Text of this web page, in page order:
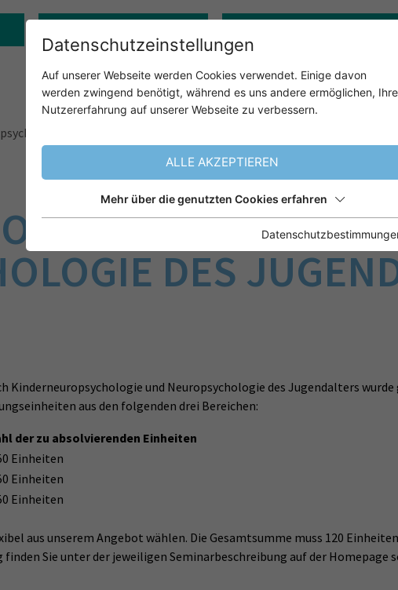
UND
DES
Kinderneuropsychologie und Neuropsychologie des Jugendalters
aus den folgenden drei Bereichen:
der zu absolvierenden Einheiten
Einheiten
Einheiten
Einheiten
aus unserem Angebot wählen. Die Gesamtsumme muss 120
Sie unter der jeweiligen Seminarbeschreibung auf der Homepage
Datenschutzeinstellungen
Auf unserer Webseite werden Cookies verwendet. Einige davon
werden zwingend benötigt, während es uns andere ermöglichen, Ihre
Nutzererfahrung auf unserer Webseite zu verbessern.
ALLE AKZEPTIEREN
Mehr über die genutzten Cookies erfahren
ÜBER UNS UNSER